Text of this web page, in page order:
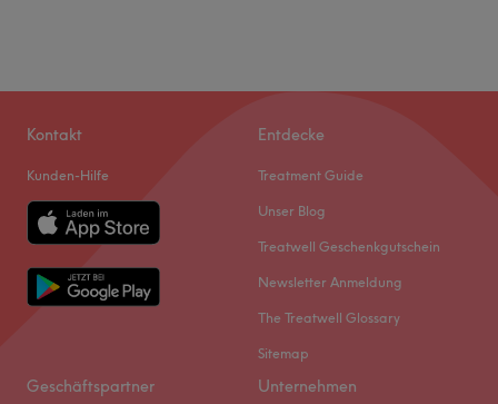
Kontakt
Kunden-Hilfe
Entdecke
Treatment Guide
Unser Blog
Treatwell Geschenkgutschein
Newsletter Anmeldung
The Treatwell Glossary
Sitemap
Geschäftspartner Unternehmen